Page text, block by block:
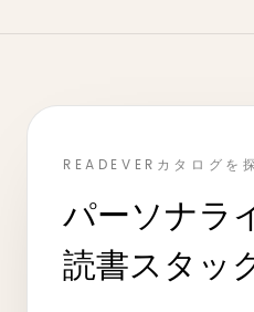
READEVERカタログを
パーソナラ
読書スタッ